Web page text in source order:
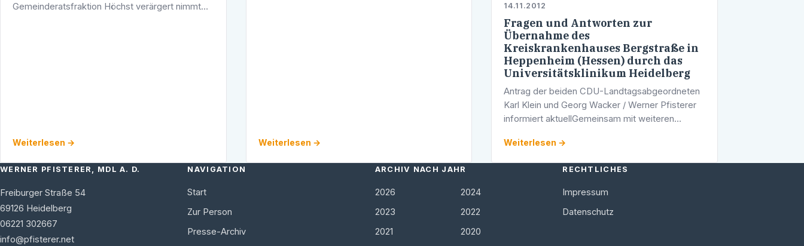
Gemeinderatsfraktion Höchst verärgert nimmt
Weiterlesen → Weiterlesen →
14.11.2012
Fragen und Antworten zur
Übernahme des
Kreiskrankenhauses Bergstraße in
Heppenheim (Hessen) durch das
Universitätsklinikum Heidelberg
Antrag der beiden CDU-Landtagsabgeordneten
Karl Klein und Georg Wacker / Werner Pfisterer
informiert aktuellGemeinsam mit weiteren
Landtagsabgeordneten Karl Klein …
Weiterlesen →
WERNER PFISTERER, MDL A. D.
Freiburger Straße 54
69126 Heidelberg
06221 302667
info@pfisterer.net
NAVIGATION
Start
Zur Person
Presse-Archiv
ARCHIV NACH JAHR
2026
2024
2023
2022
2021
2020
RECHTLICHES
Impressum
Datenschutz